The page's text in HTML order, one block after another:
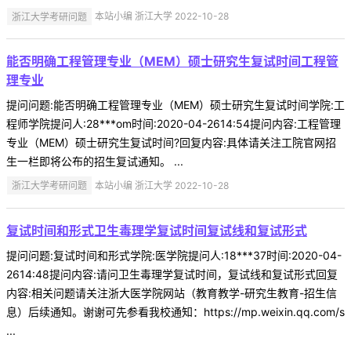
浙江大学考研问题 本站小编 浙江大学 2022-10-28
能否明确工程管理专业（MEM）硕士研究生复试时间工程管
理专业
提问问题:能否明确工程管理专业（MEM）硕士研究生复试时间学院:工
程师学院提问人:28***om时间:2020-04-2614:54提问内容:工程管理
专业（MEM）硕士研究生复试时间?回复内容:具体请关注工院官网招
生一栏即将公布的招生复试通知。 ...
浙江大学考研问题 本站小编 浙江大学 2022-10-28
复试时间和形式卫生毒理学复试时间复试线和复试形式
提问问题:复试时间和形式学院:医学院提问人:18***37时间:2020-04-
2614:48提问内容:请问卫生毒理学复试时间，复试线和复试形式回复
内容:相关问题请关注浙大医学院网站（教育教学-研究生教育-招生信
息）后续通知。谢谢可先参看我校通知：https://mp.weixin.qq.com/s
...